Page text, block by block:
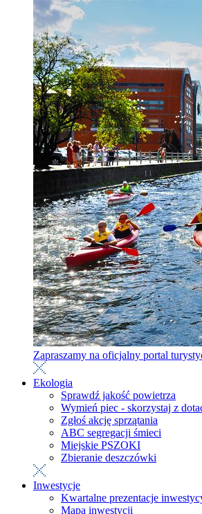
Zapraszamy na oficjalny portal
Ekologia
Sprawdź jakość powietrza
Wymień piec - skorzystaj z
Zgłoś akcję sprzątania
ABC segregacji śmieci
Miejskie PSZOKI
Zbieranie deszczówki
Inwestycje
Kwartalne prezentacje
Mapa inwestycji